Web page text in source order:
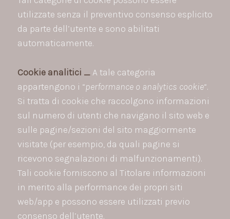
utilizzate senza il preventivo consenso esplicito
da parte dell’utente e sono abilitati
automaticamente.
Cookie analitici _A tale categoria
appartengono i “performance o analytics cookie“.
Si tratta di cookie che raccolgono informazioni
sul numero di utenti che navigano il sito web e
sulle pagine/sezioni del sito maggiormente
visitate (per esempio, da quali pagine si
ricevono segnalazioni di malfunzionamenti).
Tali cookie forniscono al Titolare informazioni
in merito alla performance dei propri siti
web/app e possono essere utilizzati previo
consenso dell’utente.